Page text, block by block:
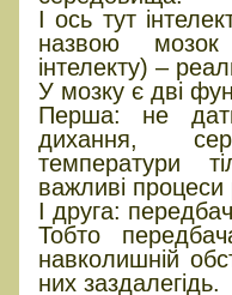
І ось тут
назвою
інтелекту) –
У мозку є дві
Перша: не
дихання,
температури
важливі
І друга:
Тобто
навколишній
них заздалегідь.